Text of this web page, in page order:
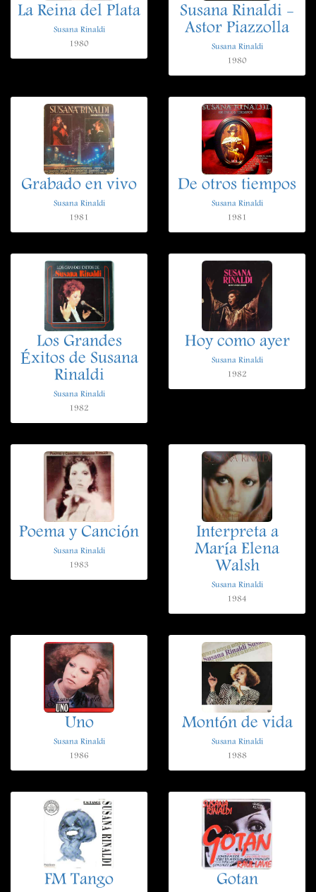
La Reina del Plata
Susana Rinaldi
1980
Susana Rinaldi -
Astor Piazzolla
Susana Rinaldi
1980
Grabado en vivo
Susana Rinaldi
1981
De otros tiempos
Susana Rinaldi
1981
Los Grandes
Éxitos de Susana
Rinaldi
Susana Rinaldi
1982
Hoy como ayer
Susana Rinaldi
1982
Poema y Canción
Susana Rinaldi
1983
Interpreta a
María Elena
Walsh
Susana Rinaldi
1984
Uno
Susana Rinaldi
1986
Montón de vida
Susana Rinaldi
1988
FM Tango Gotan